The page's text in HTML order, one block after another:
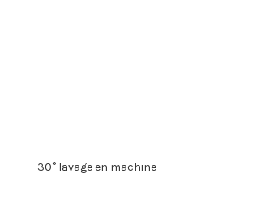
30° lavage en machine